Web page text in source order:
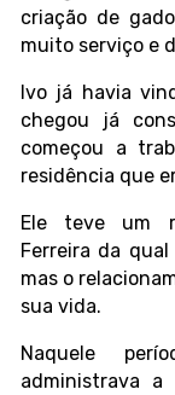
criação de
muito serviço e
Ivo já havia
chegou já
começou a
residência que
Ele teve um
Ferreira da
mas o
sua vida.
Naquele
administrava